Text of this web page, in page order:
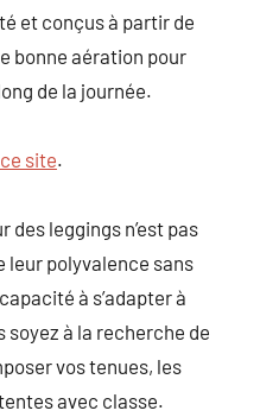
et conçus à partir de
bonne aération pour
de la journée.
site.
des leggings n’est pas
leur polyvalence sans
à s’adapter à
soyez à la recherche de
vos tenues, les
avec classe.